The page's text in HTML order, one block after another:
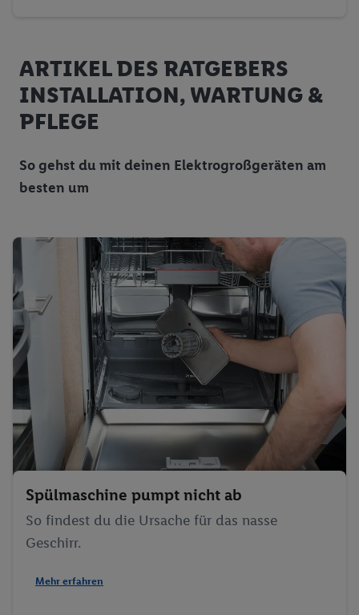
ARTIKEL DES RATGEBERS
INSTALLATION, WARTUNG &
PFLEGE
So gehst du mit deinen Elektrogroßgeräten am
besten um
Spülmaschine pumpt nicht ab
So findest du die Ursache für das nasse
Geschirr.
Mehr erfahren